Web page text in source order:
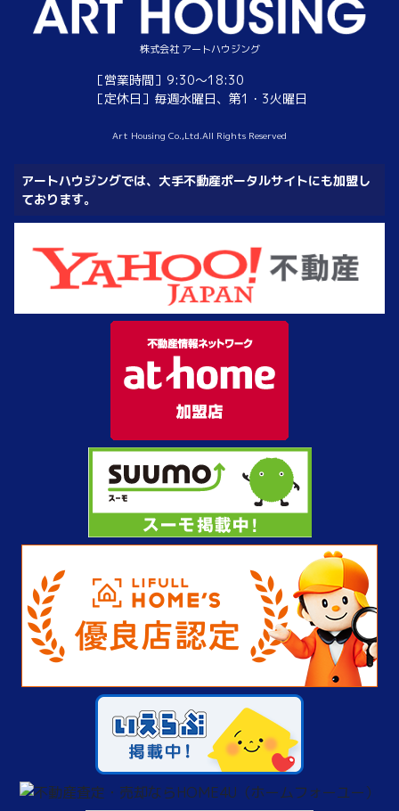
株式会社 アートハウジング
［営業時間］9:30～18:30
［定休日］毎週水曜日、第1・3火曜日
Art Housing Co.,Ltd.All Rights Reserved
アートハウジングでは、大手不動産ポータルサイトにも加盟し
ております。